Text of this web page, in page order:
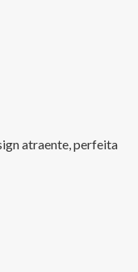
atraente, perfeita